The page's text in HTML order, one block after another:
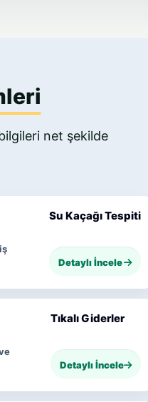
net şekilde
Su Kaçağı Tespiti
Detaylı İncele
Tıkalı Giderler
Detaylı İncele